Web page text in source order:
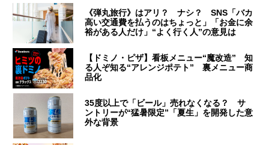
《弾丸旅行》はアリ？ ナシ？ SNS「バカ
高い交通費を払うのはちょっと」「お金に余
裕がある人だけ」“よく行く人”の意見は
【ドミノ・ピザ】看板メニュー“魔改造” 知
る人ぞ知る“アレンジポテト” 裏メニュー商
品化
35度以上で「ビール」売れなくなる？ サ
ントリーが“猛暑限定”「夏生」を開発した意
外な背景